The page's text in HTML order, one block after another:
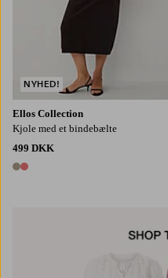
Ellos Collection
Kjole med et bindebælte
499 DKK
2 farver
NYHED!